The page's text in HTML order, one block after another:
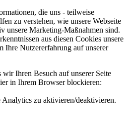
die uns - teilweise
zu verstehen, wie unsere Webseite
unsere Marketing-Maßnahmen sind.
aus diesen Cookies unsere
Ihre Nutzererfahrung auf unserer
Ihren Besuch auf unserer Seite
in Ihrem Browser blockieren:
zu aktivieren/deaktivieren.